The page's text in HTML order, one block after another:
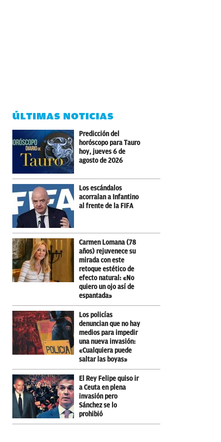
ÚLTIMAS NOTICIAS
Predicción del
horóscopo para Tauro
hoy, jueves 6 de
agosto de 2026
Los escándalos
acorralan a Infantino
al frente de la FIFA
Carmen Lomana (78
años) rejuvenece su
mirada con este
retoque estético de
efecto natural: «No
quiero un ojo así de
espantada»
Los policías
denuncian que no hay
medios para impedir
una nueva invasión:
«Cualquiera puede
saltar las boyas»
El Rey Felipe quiso ir
a Ceuta en plena
invasión pero
Sánchez se lo
prohibió